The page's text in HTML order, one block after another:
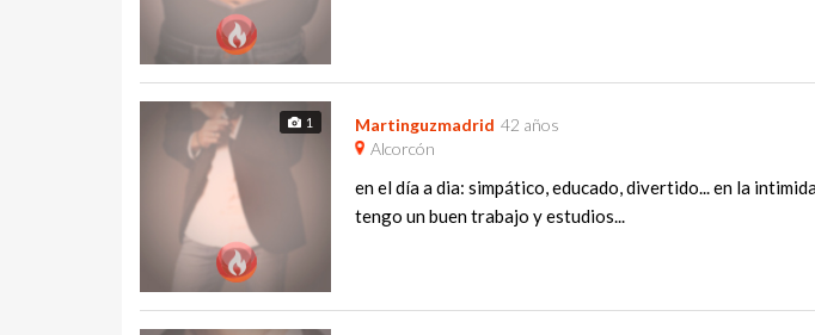
1 Martinguzmadrid 42 años
Alcorcón
en el día a dia: simpático, educado, divertido... en la
tengo un buen trabajo y estudios...